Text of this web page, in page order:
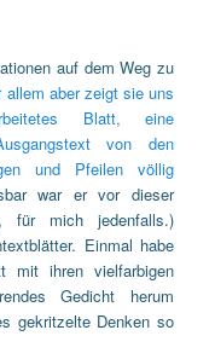
auf dem Weg zu
allem aber zeigt sie uns
Blatt, eine
von den
und Pfeilen völlig
war er vor dieser
für mich jedenfalls.)
Einmal habe
mit ihren vielfarbigen
Gedicht herum
gekritzelte Denken so